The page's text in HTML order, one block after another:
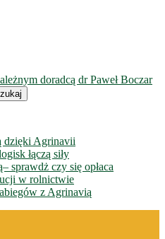
doradcą dr Paweł Boczar
dzięki Agrinavii
łączą siły
sprawdż czy się opłaca
w rolnictwie
z Agrinavią